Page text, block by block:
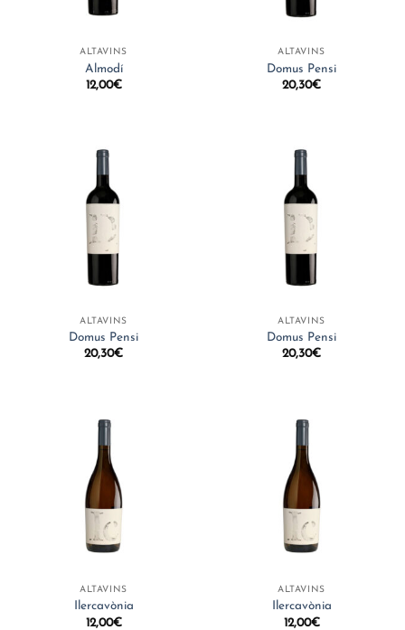
ALTAVINS
Almodí
12,00€
ALTAVINS
Domus Pensi
20,30€
ALTAVINS
Domus Pensi
20,30€
ALTAVINS
Domus Pensi
20,30€
ALTAVINS
Ilercavònia
12,00€
ALTAVINS
Ilercavònia
12,00€